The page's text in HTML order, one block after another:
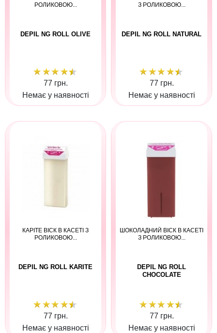
РОЛИКОВОЮ...
DEPIL NG ROLL OLIVE
77 грн.
Немає у наявності
З РОЛИКОВОЮ...
DEPIL NG ROLL NATURAL
77 грн.
Немає у наявності
КАРІТЕ ВІСК В КАСЕТІ З
РОЛИКОВОЮ...
DEPIL NG ROLL KARITE
77 грн.
Немає у наявності
ШОКОЛАДНИЙ ВІСК В КАСЕТІ
З РОЛИКОВОЮ...
DEPIL NG ROLL
CHOCOLATE
77 грн.
Немає у наявності